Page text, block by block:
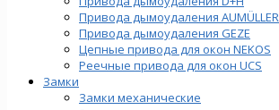
Привода дымоудаления AUMÜLLER
Привода дымоудаления GEZE
Цепные привода для окон NEKOS
Реечные привода для окон UСS
Замки
Замки механические